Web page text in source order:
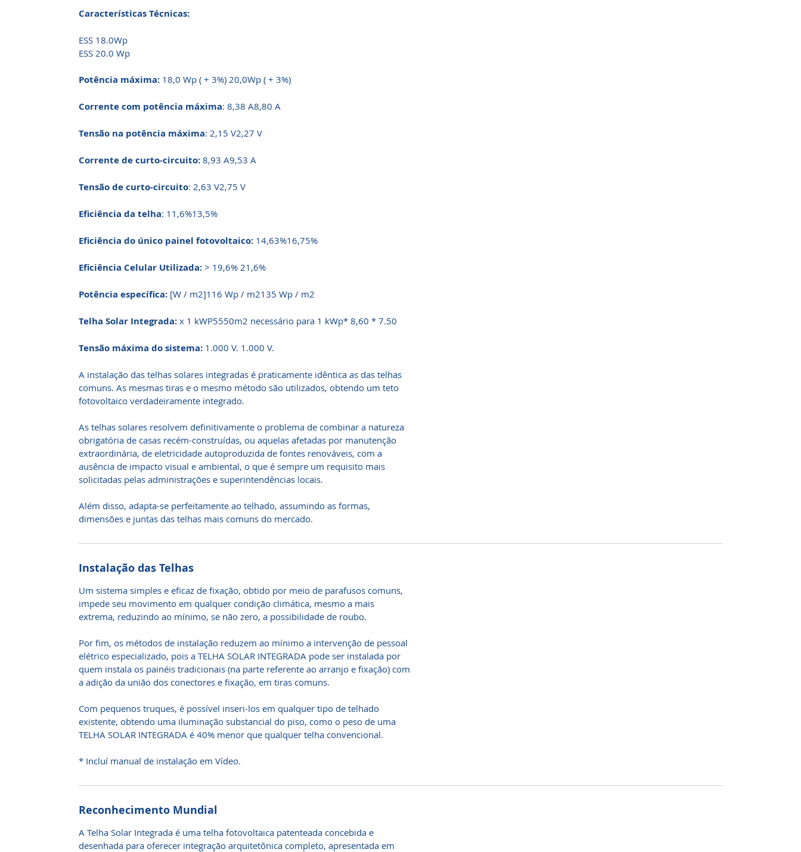
Características Técnicas:
ESS 18.0Wp
ESS 20.0 Wp
Potência máxima: 18,0 Wp ( + 3%) 20,0Wp ( + 3%)
Corrente com potência máxima: 8,38 A8,80 A
Tensão na potência máxima: 2,15 V2,27 V
Corrente de curto-circuito: 8,93 A9,53 A
Tensão de curto-circuito: 2,63 V2,75 V
Eficiência da telha: 11,6%13,5%
Eficiência do único painel fotovoltaico: 14,63%16,75%
Eficiência Celular Utilizada: > 19,6% 21,6%
Potência específica: [W / m2]116 Wp / m2135 Wp / m2
Telha Solar Integrada: x 1 kWP5550m2 necessário para 1 kWp* 8,60 * 7.50
Tensão máxima do sistema: 1.000 V. 1.000 V.
A instalação das telhas solares integradas é praticamente idêntica as das telhas
comuns. As mesmas tiras e o mesmo método são utilizados, obtendo um teto
fotovoltaico verdadeiramente integrado.
As telhas solares resolvem definitivamente o problema de combinar a natureza
obrigatória de casas recém-construídas, ou aquelas afetadas por manutenção
extraordinária, de eletricidade autoproduzida de fontes renováveis, com a
ausência de impacto visual e ambiental, o que é sempre um requisito mais
solicitadas pelas administrações e superintendências locais.
Além disso, adapta-se perfeitamente ao telhado, assumindo as formas,
dimensões e juntas das telhas mais comuns do mercado.
Instalação das Telhas
Um sistema simples e eficaz de fixação, obtido por meio de parafusos comuns,
impede seu movimento em qualquer condição climática, mesmo a mais
extrema, reduzindo ao mínimo, se não zero, a possibilidade de roubo.
Por fim, os métodos de instalação reduzem ao mínimo a intervenção de pessoal
elétrico especializado, pois a TELHA SOLAR INTEGRADA pode ser instalada por
quem instala os painéis tradicionais (na parte referente ao arranjo e fixação) com
a adição da união dos conectores e fixação, em tiras comuns.
Com pequenos truques, é possível inseri-los em qualquer tipo de telhado
existente, obtendo uma iluminação substancial do piso, como o peso de uma
TELHA SOLAR INTEGRADA é 40% menor que qualquer telha convencional.
* Incluí manual de instalação em Vídeo.
Reconhecimento Mundial
A Telha Solar Integrada é uma telha fotovoltaica patenteada concebida e
desenhada para oferecer integração arquitetônica completo, apresentada em